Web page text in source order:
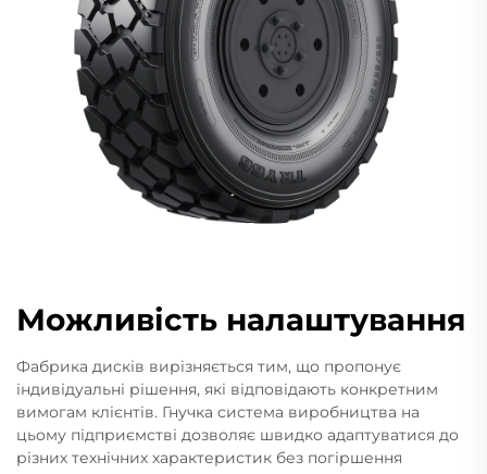
Можливість налаштування
Фабрика дисків вирізняється тим, що пропонує
індивідуальні рішення, які відповідають конкретним
вимогам клієнтів. Гнучка система виробництва на
цьому підприємстві дозволяє швидко адаптуватися до
різних технічних характеристик без погіршення